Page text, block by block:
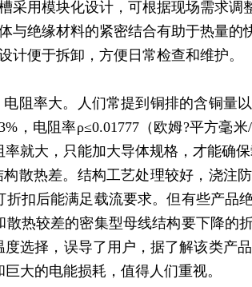
采用模块化设计，可根据现场需求调
与绝缘材料的紧密结合有助于热量的
计便于拆卸，方便日常检查和维护。
阻率大。人们常提到铜排的含铜量
，电阻率ρ≤0.01777（欧姆?平方
就大，只能加大导体规格，才能确
散热差。结构工艺处理较好，浇注
折扣后能满足载流要求。但有些产品
散热较差的密集型母线结构要下降的
选择，误导了用户，据了解该类产
大的电能损耗，值得人们重视。